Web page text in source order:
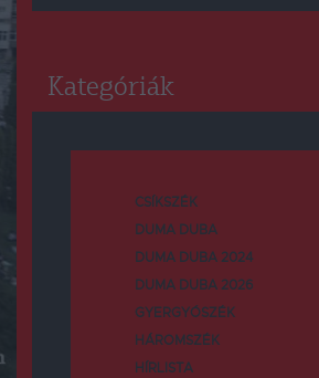
Kategóriák
CSÍKSZÉK
DUMA DUBA
DUMA DUBA 2024
DUMA DUBA 2026
GYERGYÓSZÉK
HÁROMSZÉK
HÍRLISTA